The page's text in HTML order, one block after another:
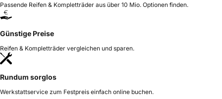
Passende Reifen & Kompletträder aus über 10 Mio. Optionen finden.
Günstige Preise
Reifen & Kompletträder vergleichen und sparen.
Rundum sorglos
Werkstattservice zum Festpreis einfach online buchen.